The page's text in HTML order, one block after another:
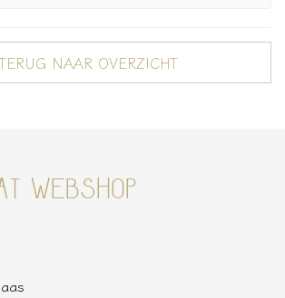
NAAR OVERZICHT
WEBSHOP